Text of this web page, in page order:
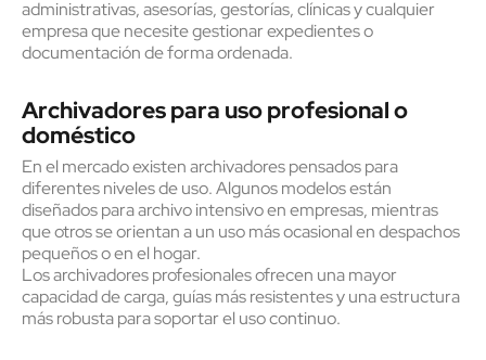
administrativas, asesorías, gestorías, clínicas y cualquier
empresa que necesite gestionar expedientes o
documentación de forma ordenada.
Archivadores para uso profesional o
doméstico
En el mercado existen archivadores pensados para
diferentes niveles de uso. Algunos modelos están
diseñados para archivo intensivo en empresas, mientras
que otros se orientan a un uso más ocasional en despachos
pequeños o en el hogar.
Los archivadores profesionales ofrecen una mayor
capacidad de carga, guías más resistentes y una estructura
más robusta para soportar el uso continuo.